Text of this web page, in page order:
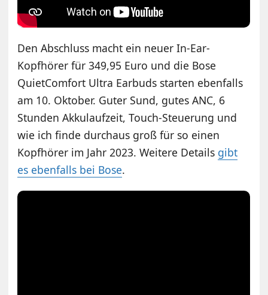
Den Abschluss macht ein neuer In-Ear-
Kopfhörer für 349,95 Euro und die Bose
QuietComfort Ultra Earbuds starten ebenfalls
am 10. Oktober. Guter Sund, gutes ANC, 6
Stunden Akkulaufzeit, Touch-Steuerung und
wie ich finde durchaus groß für so einen
Kopfhörer im Jahr 2023. Weitere Details gibt
es ebenfalls bei Bose.